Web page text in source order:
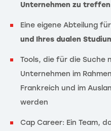
Unternehmen zu treffen
Eine eigene Abteilung
und Ihres dualen
Tools, die für die Suche
Unternehmen im
Frankreich und im
werden
Cap Career: Ein Team,